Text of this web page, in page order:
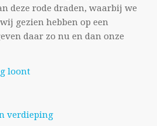
deze rode draden, waarbij we
gezien hebben op een
daar zo nu en dan onze
loont
verdieping